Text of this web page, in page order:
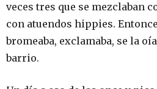
veces tres que se mezclaban
con atuendos hippies.
bromeaba, exclamaba, se la
barrio.